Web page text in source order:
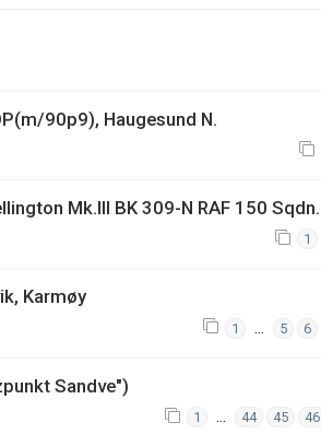
90p9), Haugesund N.
Mk.III BK 309-N RAF 150 Sqdn.
1
Karmøy
1 5 6
Sandve")
1 44 45 46